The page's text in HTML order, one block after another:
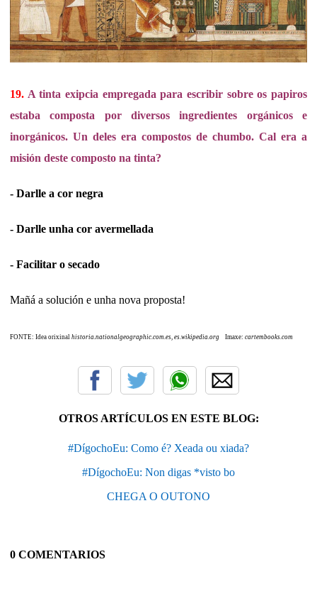
19. A tinta exipcia empregada para escribir sobre os papiros
estaba composta por diversos ingredientes orgánicos e
inorgánicos. Un deles era compostos de chumbo. Cal era a
misión deste composto na tinta?
- Darlle a cor negra
- Darlle unha cor avermellada
- Facilitar o secado
Mañá a solución e unha nova proposta!
FONTE: Idea orixinal historia.nationalgeographic.com.es es.wikipedia.org Imaxe: cartembooks.com
OTROS ARTÍCULOS EN ESTE BLOG:
#DígochoEu: Como é? Xeada ou xiada?
#DígochoEu: Non digas *visto bo
CHEGA O OUTONO
0 COMENTARIOS